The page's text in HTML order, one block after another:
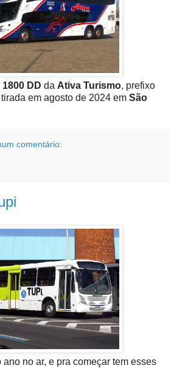
DD da Ativa Turismo, prefixo
tirada em agosto de 2024 em São
comentário:
no ar, e pra começar tem esses